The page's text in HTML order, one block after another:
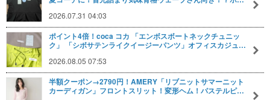
2026.07.31 04:03
ポイント4倍！coca コカ 「エンボスボートネックチュニッ
ク」 「シボサテンライクイージーパンツ」オフィスカジュ…
2026.08.05 07:53
半額クーポン→2790円！AMERY「リブニットサマーニット
カーディガン」フロントスリット！変形ヘム！パステルピ…